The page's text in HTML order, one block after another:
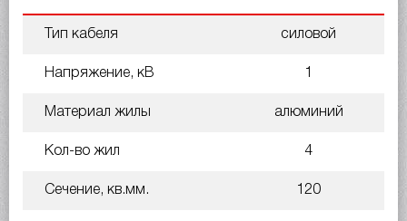
Тип кабеля силовой
Напряжение, кВ 1
Материал жилы алюминий
Кол-во жил 4
Сечение, кв.мм. 120